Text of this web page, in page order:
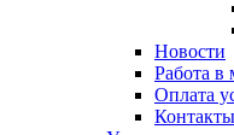
Новости
Работа в
Оплата
Контакты